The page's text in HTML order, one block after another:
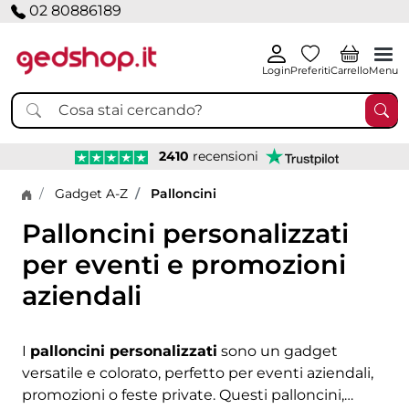
02 80886189
LoginPreferitiCarrelloMenu
2410 recensioni
Home page
Gadget A-Z Palloncini
Palloncini personalizzati
per eventi e promozioni
aziendali
I palloncini personalizzati sono un gadget
versatile e colorato, perfetto per eventi aziendali,
promozioni o feste private. Questi palloncini,